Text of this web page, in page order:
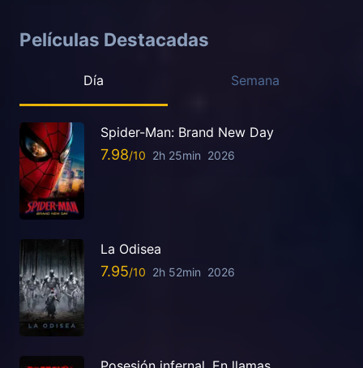
Películas Destacadas
Día Semana
Spider-Man: Brand New Day
7.98 2h 25min 2026
La Odisea
7.95 2h 52min 2026